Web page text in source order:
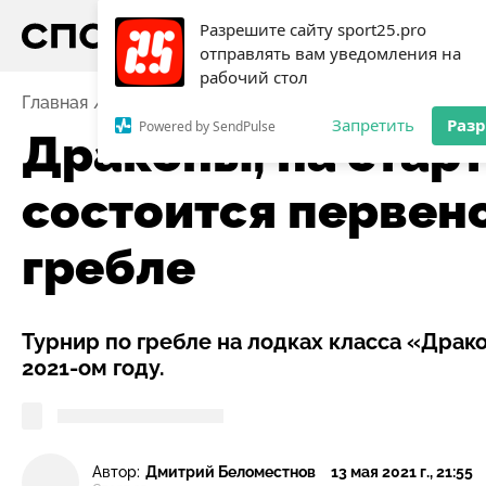
Разрешите сайту sport25.pro
отправлять вам уведомления на
рабочий стол
Powered by SendPulse Запретить
Главная Драконы, на старт! В
Драконы, на
состоится
гребле
Турнир по гребле на лодках класса
2021-ом году.
Автор: Дмитрий Беломестнов 13 мая 2021 г., 21:55